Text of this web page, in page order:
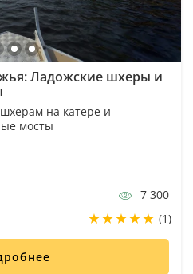
Ладожские шхеры и
на катере и
мосты
7 300
(1)